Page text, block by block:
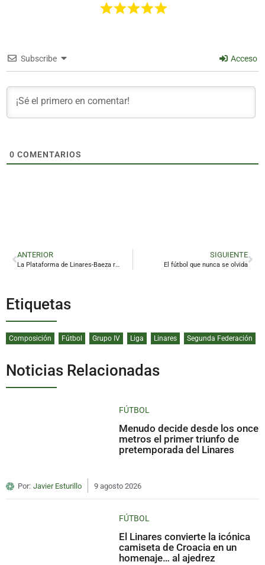
Subscribe Acceso
0 COMENTARIOS
ANTERIOR
La Plataforma de Linares-Baeza respalda la protesta contra el baipás de Montoro
SIGUIENTE
El fútbol que nunca se olvida
Etiquetas
Composición Fútbol Grupo IV Liga Linares Segunda Federación
Noticias Relacionadas
FÚTBOL
Menudo decide desde los once
metros el primer triunfo de
pretemporada del Linares
Por: Javier Esturillo 9 agosto 2026
FÚTBOL
El Linares convierte la icónica
camiseta de Croacia en un
homenaje… al ajedrez